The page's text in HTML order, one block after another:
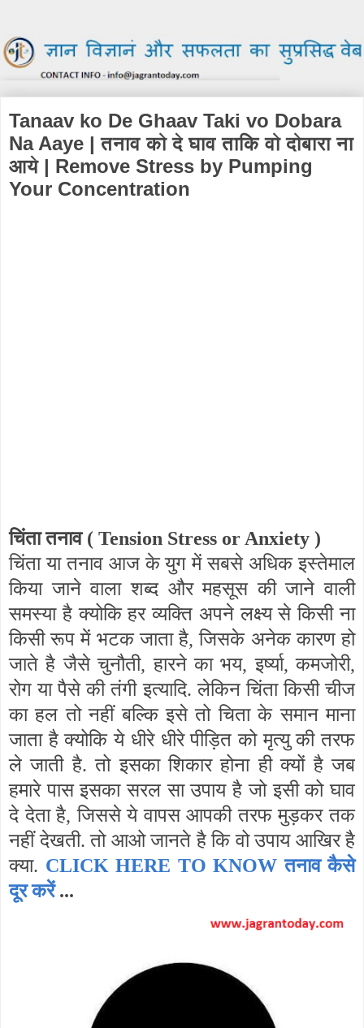
Tanaav ko De Ghaav Taki vo Dobara
Na Aaye | तनाव को दे घाव ताकि वो दोबारा ना
आये | Remove Stress by Pumping
Your Concentration
चिंता तनाव ( Tension Stress or Anxiety )
चिंता या तनाव आज के युग में सबसे अधिक इस्तेमाल
किया जाने वाला शब्द और महसूस की जाने वाली
समस्या है क्योकि हर व्यक्ति अपने लक्ष्य से किसी ना
किसी रूप में भटक जाता है,जिसके अनेक कारण हो
जाते है जैसे चुनौती,हारने का भय,इर्ष्या,कमजोरी,
रोग या पैसे की तंगी इत्यादि. लेकिन चिंता किसी चीज
का हल तो नहीं बल्कि इसे तो चिता के समान माना
जाता है क्योकि ये धीरे धीरे पीड़ित को मृत्यु की तरफ
ले जाती है. तो इसका शिकार होना ही क्यों है जब
हमारे पास इसका सरल सा उपाय है जो इसी को घाव
दे देता है,जिससे ये वापस आपकी तरफ मुड़कर तक
नहीं देखती. तो आओ जानते है कि वो उपाय आखिर है
क्या. CLICK HERE TO KNOW तनाव कैसे
दूर करें...